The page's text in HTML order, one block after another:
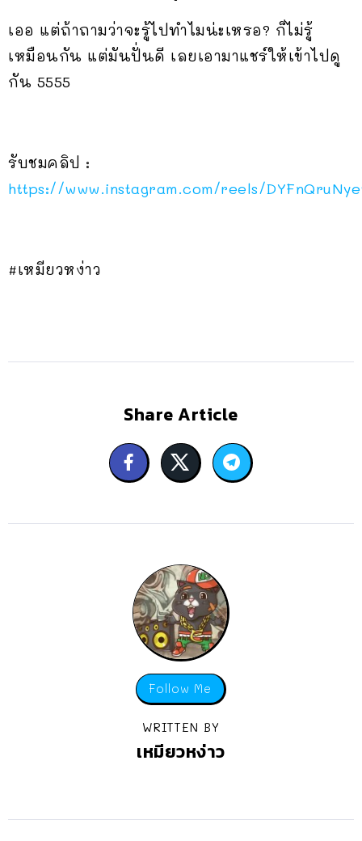
เออ แต่ถ้าถามว่าจะรู้ไปทำไมน่ะเหรอ? ก็ไม่รู้
เหมือนกัน แต่มันปั่นดี เลยเอามาแชร์ให้เข้าไปดู
กัน 5555
รับชมคลิป :
https://www.instagram.com/reels/
#เหมียวหง่าว
Share Article
Follow Me
WRITTEN BY
เหมียวหง่าว